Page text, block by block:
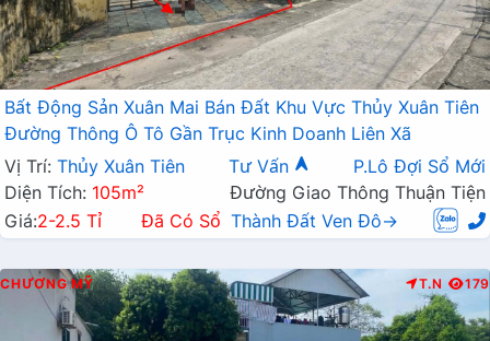
Bất Động Sản Xuân Mai Bán Đất Khu Vực Thủy Xuân Tiên
Đường Thông Ô Tô Gần Trục Kinh Doanh Liên Xã
Vị Trí: Thủy Xuân Tiên Tư Vấn
P.Lô Đợi Sổ Mới
Diện Tích: 105m²
Đường Giao Thông Thuận Tiện
Giá:2-2.5 Tỉ Đã Có Sổ Thành Đất Ven Đô→
CHƯƠNG MỸ T.N 179